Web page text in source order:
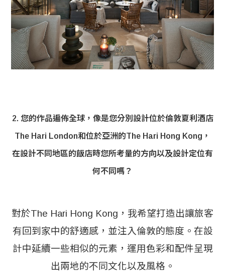
2. 您的作品遍佈全球，像是您分別設計位於倫敦夏利酒店
The Hari London和位於亞洲的The Hari Hong Kong，
在設計不同地區的飯店時您所考量的方向以及設計定位有
何不同嗎？
對於The Hari Hong Kong，我希望打造出讓旅客
有回到家中的舒適感，並注入倫敦的態度。在設
計中延續一些相似的元素，運用色彩和配件呈現
出兩地的不同文化以及風格。